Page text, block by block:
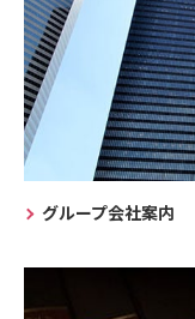
グループ会社案内